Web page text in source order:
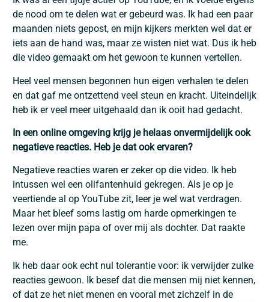
de nood om te delen wat er gebeurd was. Ik had een paar
maanden niets gepost, en mijn kijkers merkten wel dat er
iets aan de hand was, maar ze wisten niet wat. Dus ik heb
die video gemaakt om het gewoon te kunnen vertellen.
Heel veel mensen begonnen hun eigen verhalen te delen
en dat gaf me ontzettend veel steun en kracht. Uiteindelijk
heb ik er veel meer uitgehaald dan ik ooit had gedacht.
In een online omgeving krijg je helaas onvermijdelijk ook
negatieve reacties. Heb je dat ook ervaren?
Negatieve reacties waren er zeker op die video. Ik heb
intussen wel een olifantenhuid gekregen. Als je op je
veertiende al op YouTube zit, leer je wel wat verdragen.
Maar het bleef soms lastig om harde opmerkingen te
lezen over mijn papa of over mij als dochter. Dat raakte
me.
Ik heb daar ook echt nul tolerantie voor: ik verwijder zulke
reacties gewoon. Ik besef dat die mensen mij niet kennen,
of dat ze het niet menen en vooral met zichzelf in de